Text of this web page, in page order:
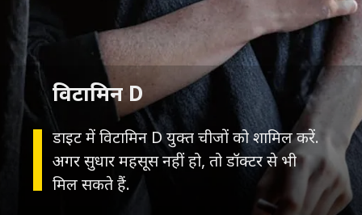
डाइट में विटामिन D युक्त चीजों को शामिल करें.
अगर सुधार महसूस नहीं हो, तो डॉक्टर से भी
मिल सकते हैं.
विटामिन D